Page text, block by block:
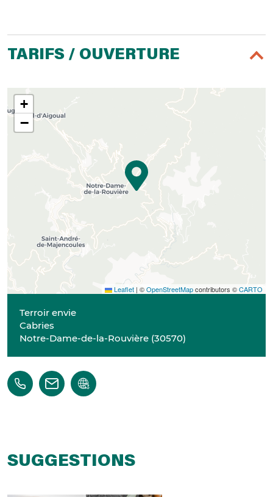
TARIFS / OUVERTURE
+
−
Leaflet | ©OpenStreetMapcontributors ©CARTO
Terroir envie
Cabries
Notre-Dame-de-la-Rouvière (30570)
SUGGESTIONS